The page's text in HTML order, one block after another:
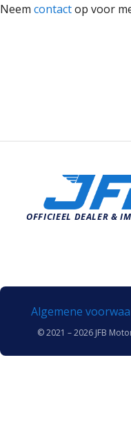
CONTACT
Neem contactop voor
OFFICIEEL DEALER &
Algemene
© 2021 – 2026 JFB